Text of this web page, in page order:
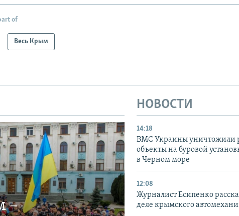
of
Весь Крым
–
НОВОСТИ
14:18
ВМС Украины уничтожили
объекты на буровой
в Черном море
12:08
Журналист Есипенко
деле крымского